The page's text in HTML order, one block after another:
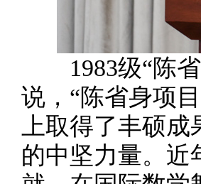
1983级“陈省
说，“陈省身项
上取得了丰硕
的中坚力量。近